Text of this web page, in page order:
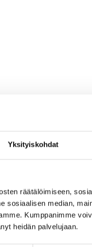
Yksityiskohdat
räätälöimiseen,
sosiaalisen median,
Kumppanimme
heidän palvelujaan.